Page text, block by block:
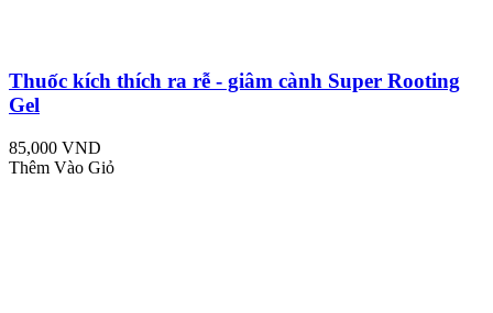
Thuốc kích thích ra rễ - giâm cành Super Rooting
Gel
85,000 VND
Thêm Vào Giỏ